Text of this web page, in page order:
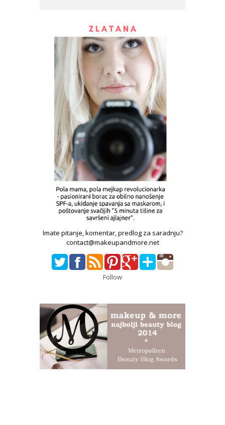
Imate pitanje, komentar, predlog za saradnju?
contact@makeupandmore.net
Follow